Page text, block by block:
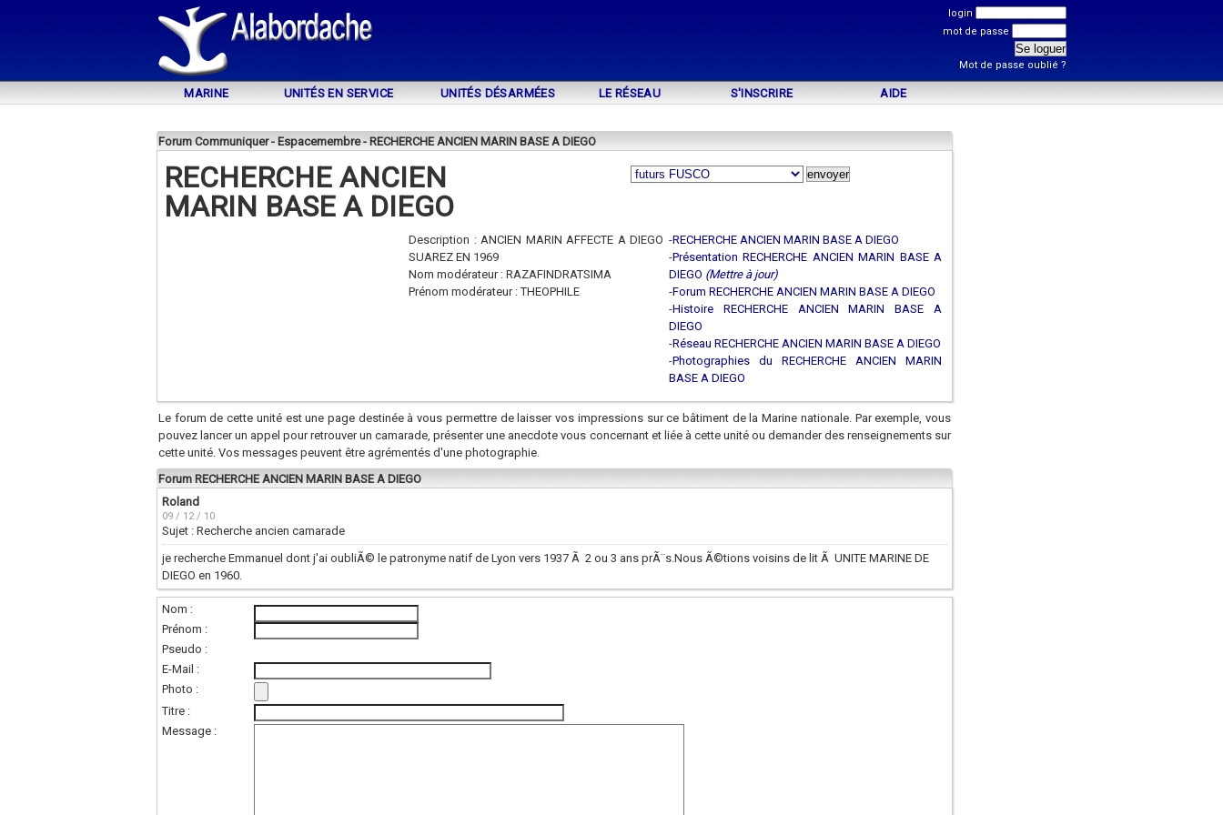
login
mot de passe
Mot de passe oublié ?
MARINE UNITÉS EN SERVICE UNITÉS DÉSARMÉES LE RÉSEAU S'INSCRIRE AIDE
Forum Communiquer - Espacemembre - RECHERCHE ANCIEN MARIN BASE A DIEGO
RECHERCHE ANCIEN
MARIN BASE A DIEGO
Description : ANCIEN MARIN AFFECTE A DIEGO
SUAREZ EN 1969
Nom modérateur : RAZAFINDRATSIMA
Prénom modérateur : THEOPHILE
-RECHERCHE ANCIEN MARIN BASE A DIEGO
-Présentation RECHERCHE ANCIEN MARIN BASE A
DIEGO (Mettre à jour)
-Forum RECHERCHE ANCIEN MARIN BASE A DIEGO
-Histoire RECHERCHE ANCIEN MARIN BASE A
DIEGO
-Réseau RECHERCHE ANCIEN MARIN BASE A DIEGO
-Photographies du RECHERCHE ANCIEN MARIN
BASE A DIEGO
Le forum de cette unité est une page destinée à vous permettre de laisser vos impressions sur ce bâtiment de la Marine nationale. Par exemple, vous
pouvez lancer un appel pour retrouver un camarade, présenter une anecdote vous concernant et liée à cette unité ou demander des renseignements sur
cette unité. Vos messages peuvent être agrémentés d'une photographie.
Forum RECHERCHE ANCIEN MARIN BASE A DIEGO
Roland
09 / 12 / 10
Sujet : Recherche ancien camarade
je recherche Emmanuel dont j'ai oubliÃ© le patronyme natif de Lyon vers 1937 Ã 2 ou 3 ans prÃ¨s.Nous Ã©tions voisins de lit Ã UNITE MARINE DE
DIEGO en 1960.
Nom :
Prénom :
Pseudo :
E-Mail :
Photo :
Titre :
Message :